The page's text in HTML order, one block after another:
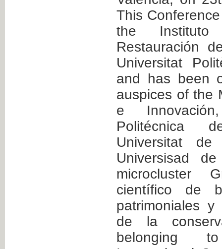
This
the Instituto
Restauración
Universitat
and has been
auspices of the
e
Politécnica
Universitat
Universisad
microcluster
científico de
patrimoniales
de la
belonging